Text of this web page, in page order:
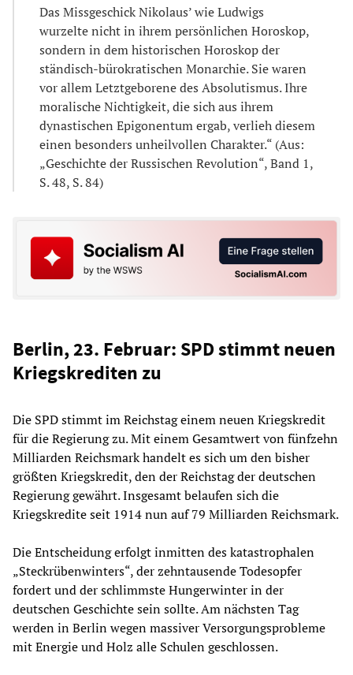
Das Missgeschick Nikolaus’ wie Ludwigs
wurzelte nicht in ihrem persönlichen Horoskop,
sondern in dem historischen Horoskop der
ständisch-bürokratischen Monarchie. Sie waren
vor allem Letztgeborene des Absolutismus. Ihre
moralische Nichtigkeit, die sich aus ihrem
dynastischen Epigonentum ergab, verlieh diesem
einen besonders unheilvollen Charakter.“ (Aus:
„Geschichte der Russischen Revolution“, Band 1,
S. 48, S. 84)
Berlin, 23. Februar: SPD stimmt neuen
Kriegskrediten zu
Die SPD stimmt im Reichstag einem neuen Kriegskredit
für die Regierung zu. Mit einem Gesamtwert von fünfzehn
Milliarden Reichsmark handelt es sich um den bisher
größten Kriegskredit, den der Reichstag der deutschen
Regierung gewährt. Insgesamt belaufen sich die
Kriegskredite seit 1914 nun auf 79 Milliarden Reichsmark.
Die Entscheidung erfolgt inmitten des katastrophalen
„Steckrübenwinters“, der zehntausende Todesopfer
fordert und der schlimmste Hungerwinter in der
deutschen Geschichte sein sollte. Am nächsten Tag
werden in Berlin wegen massiver Versorgungsprobleme
mit Energie und Holz alle Schulen geschlossen.